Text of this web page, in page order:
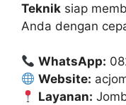
Teknik siap
Anda dengan
WhatsApp:
Website:
Layanan: